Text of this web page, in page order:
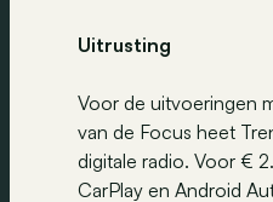
Uitrusting
Voor de uitvoeringen
van de Focus heet
digitale radio. Voor €
CarPlay en Android